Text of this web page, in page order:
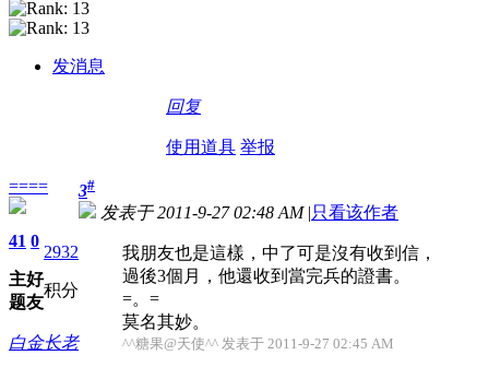
发消息
回复
使用道具 举报
====
41
主
题
0
好
友
2932
积分
白金长老
3#
发表于 2011-9-27 02:48 AM |只看该作者
我朋友也是這樣，中了可是沒有收到信，
過後3個月，他還收到當完兵的證書。
=。=
莫名其妙。
^^糖果@天使^^ 发表于 2011-9-27 02:45 AM